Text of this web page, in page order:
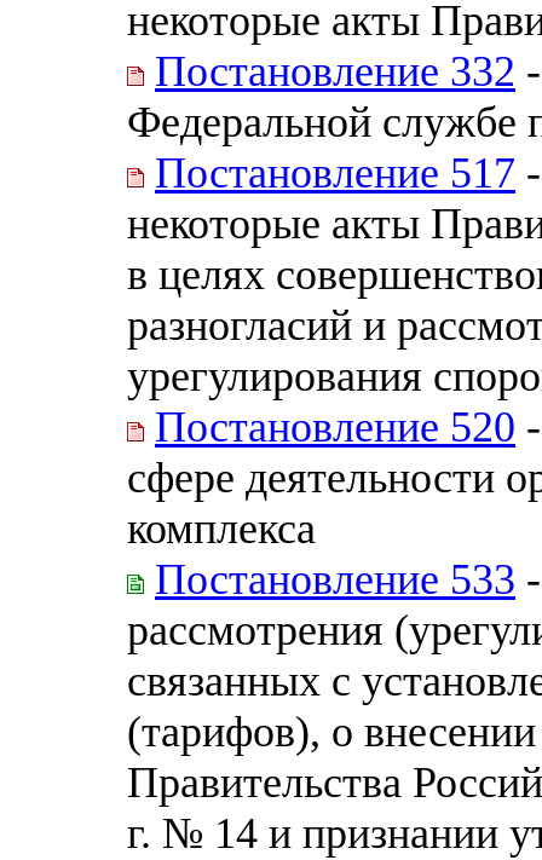
некоторые акты
Постановление 332
Федеральной службе
Постановление 517
некоторые акты
в целях
разногласий и
урегулирования
Постановление 520
сфере деятельности
комплекса
Постановление 533
рассмотрения
связанных с
(тарифов), о
Правительства
г. № 14 и признании